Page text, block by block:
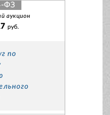
ФЗ
аукцион
руб.
по